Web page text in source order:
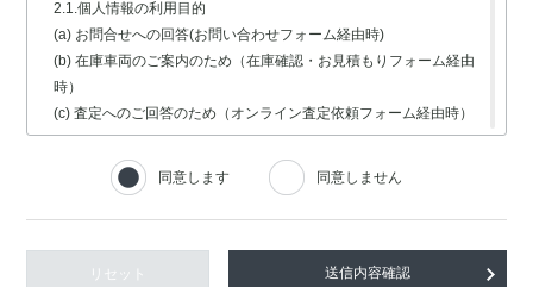
2.1.個人情報の利用目的
(a) お問合せへの回答(お問い合わせフォーム経由時)
(b) 在庫車両のご案内のため（在庫確認・お見積もりフォーム経由
時）
(c) 査定へのご回答のため（オンライン査定依頼フォーム経由時）
(d) 車検・修理関連の回答のため（車検・修理の受付フォーム経由
(e) 採用選考業務（採用情報フォーム経由時）
2.2.個人情報の取扱いの委託
情報の安全管理が図られるよう、充分な保護水準を備えている委託
同意します 同意しません
リセット